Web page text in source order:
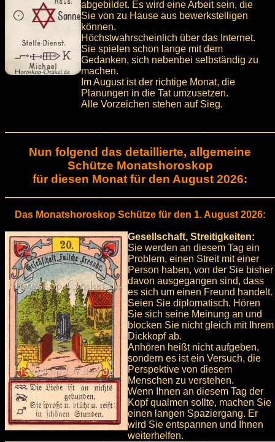
abgebildet. Es wird eine Arbeit sein, die
Sie von zu Hause aus bewerkstelligen
können.
Höchstwahrscheinlich über das Internet.
Sie spielen schon lange mit dem
Gedanken, sich nebenbei selbständig zu
machen.
Im August ist der richtige Monat, die
Planungen in die Tat umzusetzen.
Alle Vorzeichen stehen auf Sieg.
Nun folgend das detaillierte, allgemeine
Schütze Monatshoroskop
für diesen Monat für den August 2026:
Das Monatshoroskop Schütze für den 1. August 2026:
Gesellschaft, Streitigkeiten:
Sie werden an diesem Tag ein
Problem, einen Streit mit einer
Person haben, von der Sie bisher
davon ausgegangen sind, dass
es sich um einen Freund handelt.
Seien Sie diplomatisch. Hören
Sie sich seine Meinung an und
blocken Sie nicht gleich mit Ihrem
Dickkopf ab.
Anhören heißt nicht aufgeben,
sondern es ist ein Versuch, die
Perspektive von diesem
Menschen zu verstehen.
Wenn Ihnen an diesem Tag der
Kopf qualmen sollte, machen Sie
einen langen Spaziergang. Er
wird Sie entspannen und Ihnen
weiterhelfen.